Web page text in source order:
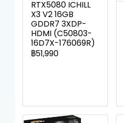
RTX5080 ICHILL
X3 V2 16GB
GDDR7 3XDP-
HDMI (C50803-
16D7X-176069R)
฿51,990